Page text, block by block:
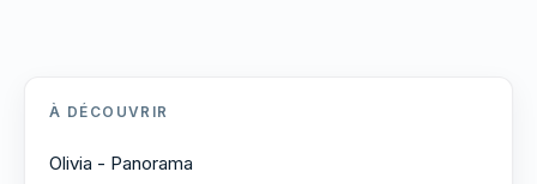
À DÉCOUVRIR
Olivia - Panorama